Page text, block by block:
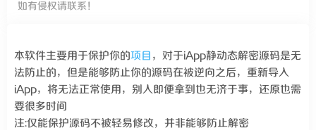
如有侵权请联系！
本软件主要用于保护你的项目 ，对于iApp静动态解密源码是无
法防止的，但是能够防止你的源码在被逆向之后，重新导入
iApp，将无法正常使用，别人即便拿到也无济于事，还原也需
要很多时间
注:仅能保护源码不被轻易修改，并非能够防止解密